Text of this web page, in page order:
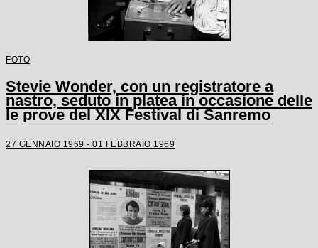
FOTO
Stevie Wonder, con un registratore a
nastro, seduto in platea in occasione delle
le prove del XIX Festival di Sanremo
27 GENNAIO 1969 - 01 FEBBRAIO 1969